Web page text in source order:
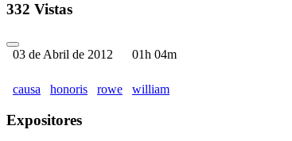
332 Vistas
03 de Abril de 2012 01h 04m
causa honoris rowe william
Expositores